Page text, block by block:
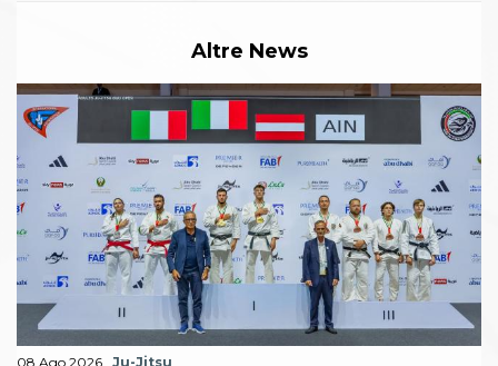
Altre News
08 Ago 2026 Ju-Jitsu